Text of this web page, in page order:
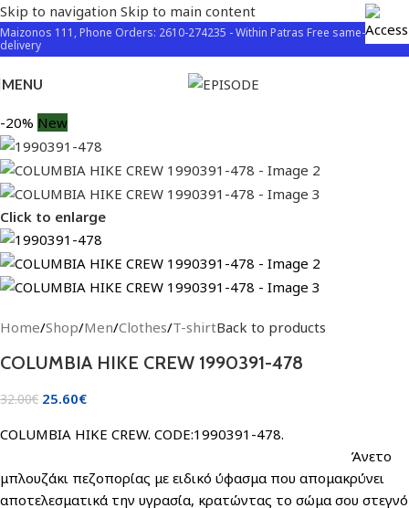
Skip to navigation Skip to main content
Maizonos 111, Phone Orders: 2610-274235 - Within Patras Free same-day
delivery
MENU
-20% New
Click to enlarge
Home/Shop/Men/Clothes/T-shirtBack to products
COLUMBIA HIKE CREW 1990391-478
32.00€ 25.60€
COLUMBIA HIKE CREW. CODE:1990391-478.
Άνετο
μπλουζάκι πεζοπορίας με ειδικό ύφασμα που απομακρύνει
αποτελεσματικά την υγρασία, κρατώντας το σώμα σου στεγνό